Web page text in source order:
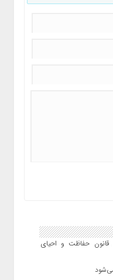
قانون حفاظت و احیای